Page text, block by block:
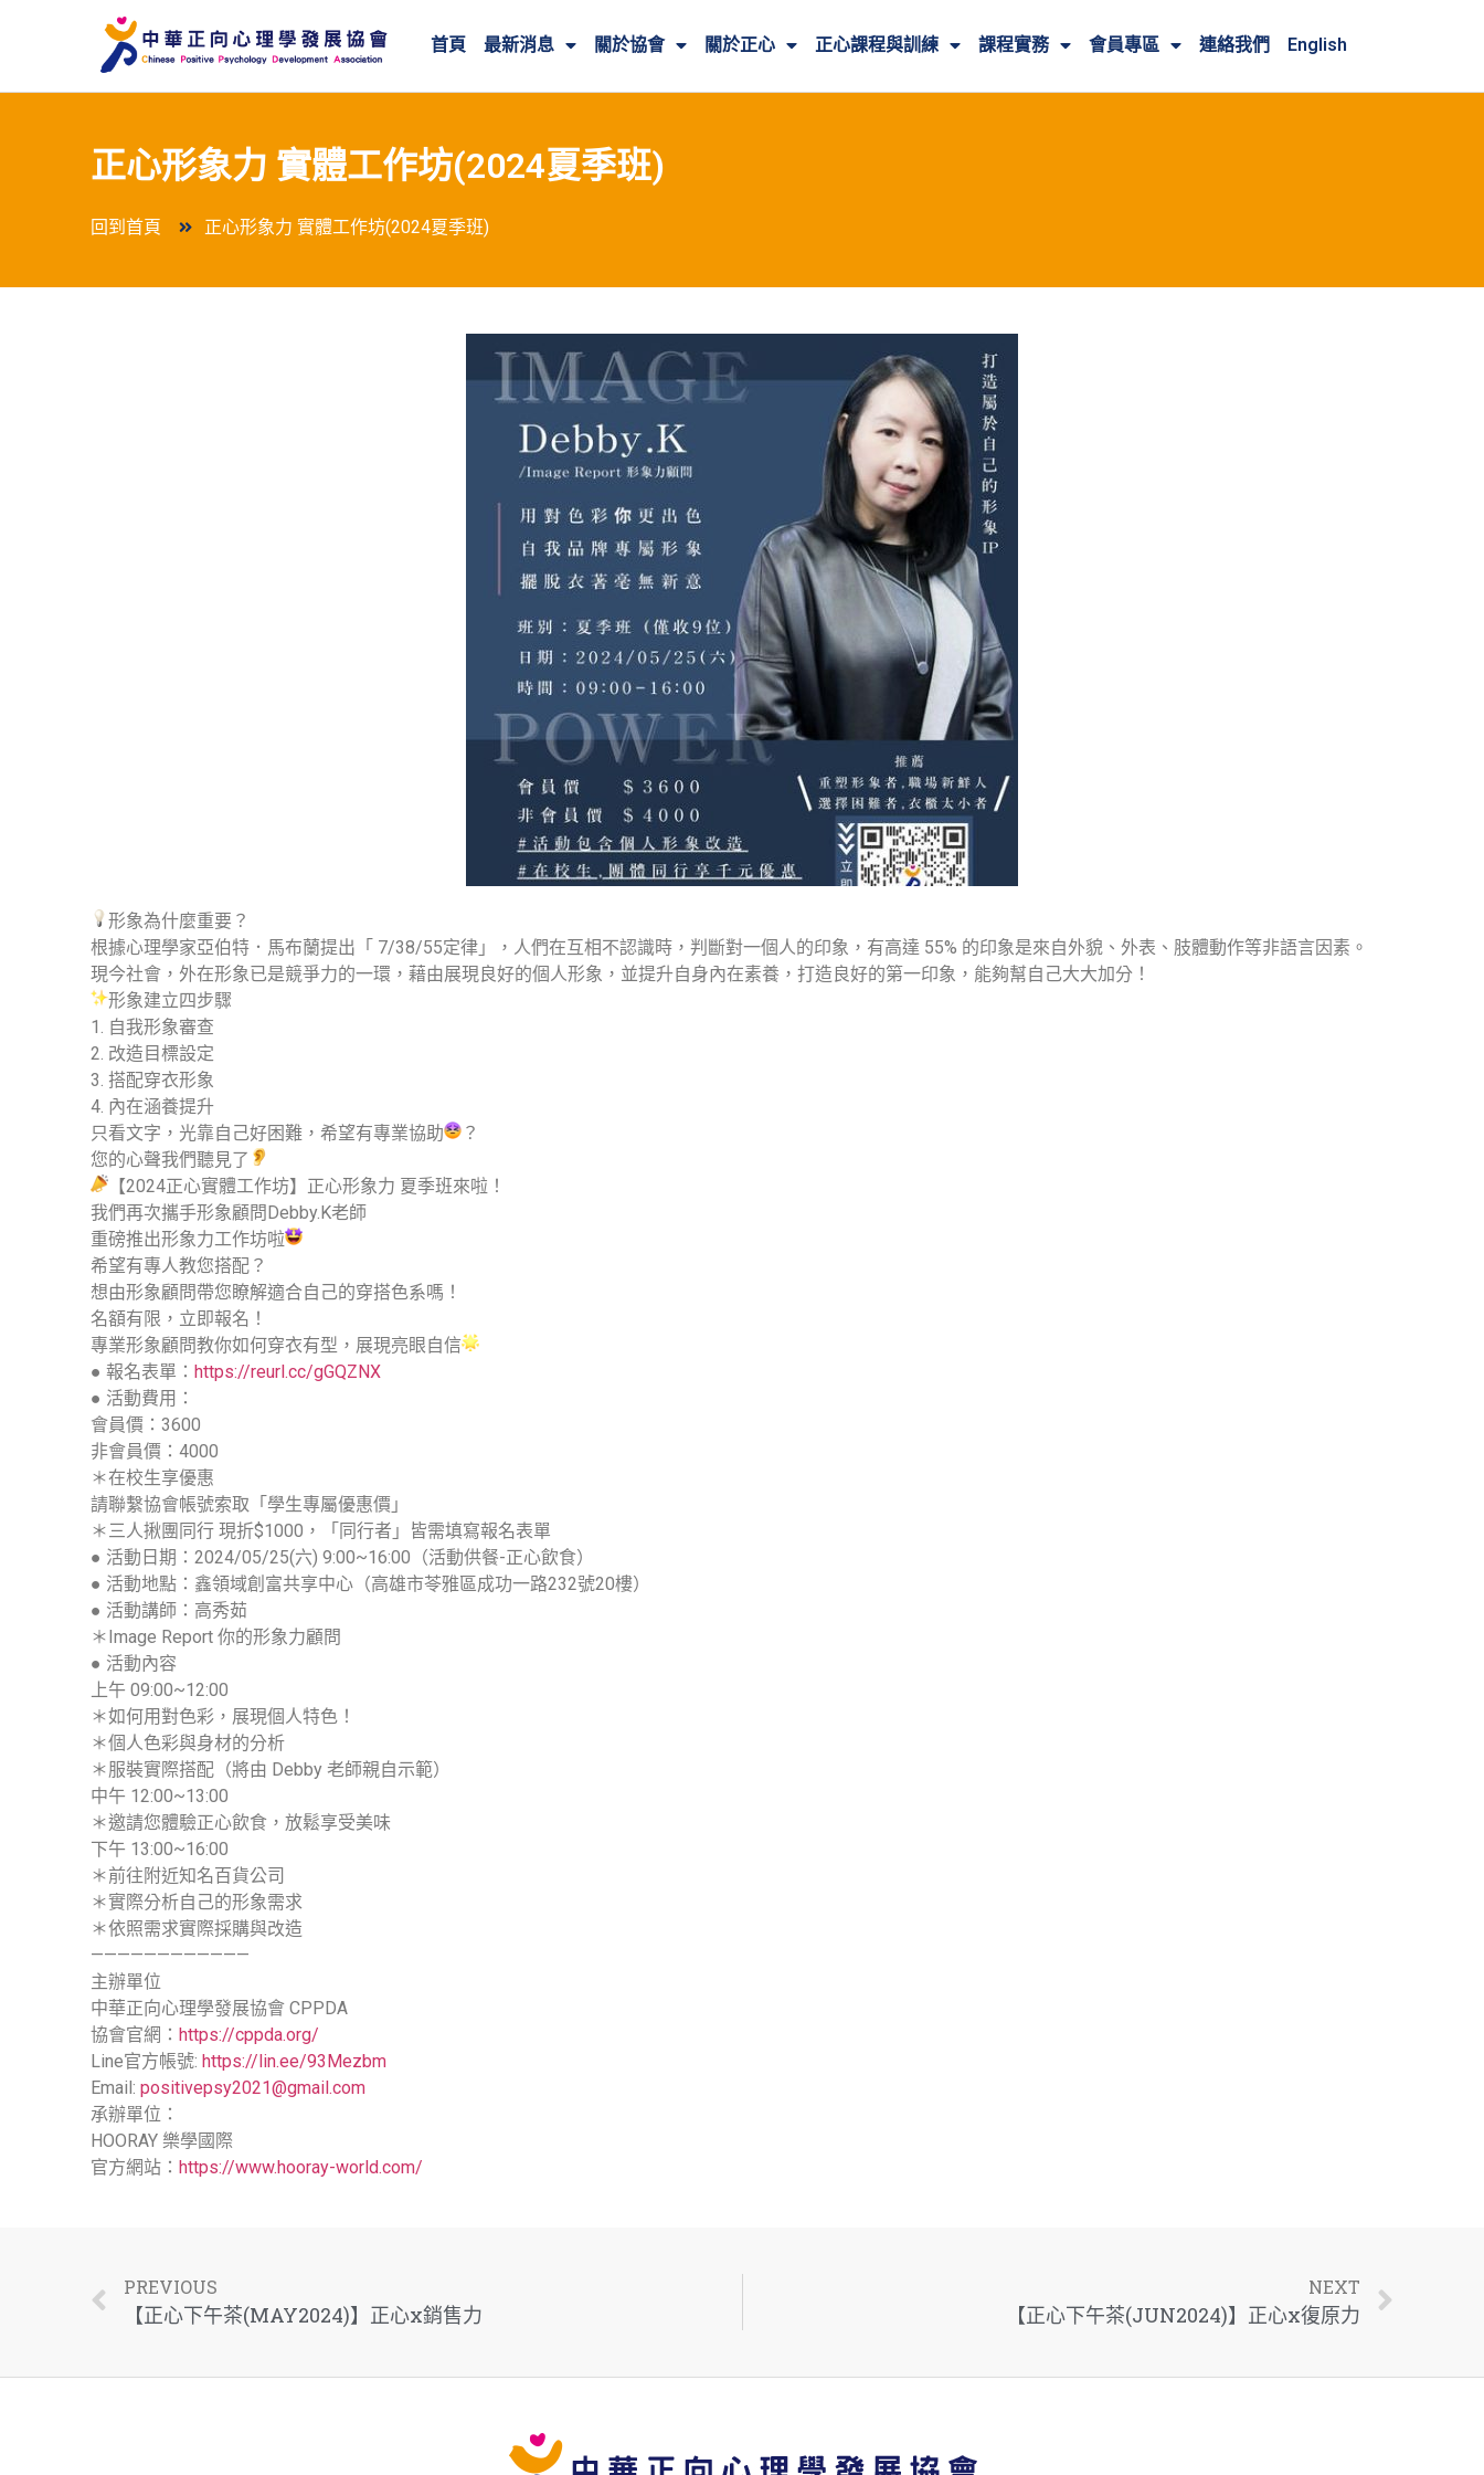
首頁 最新消息 關於協會 關於正心 正心課程與訓練 課程實務 會員專區 連絡我們 English
正心形象力 實體工作坊(2024夏季班)
回到首頁 正心形象力 實體工作坊(2024夏季班)
形象為什麼重要？
根據心理學家亞伯特．馬布蘭提出「 7/38/55定律」，人們在互相不認識時，判斷對一個人的印象，有高達 55% 的印象是來自外貌、外表、肢體動作等非語言因素。
現今社會，外在形象已是競爭力的一環，藉由展現良好的個人形象，並提升自身內在素養，打造良好的第一印象，能夠幫自己大大加分！
形象建立四步驟
1. 自我形象審查
2. 改造目標設定
3. 搭配穿衣形象
4. 內在涵養提升
只看文字，光靠自己好困難，希望有專業協助
？
您的心聲我們聽見了
【2024正心實體工作坊】正心形象力 夏季班來啦！
我們再次攜手形象顧問Debby.K老師
重磅推出形象力工作坊啦
希望有專人教您搭配？
想由形象顧問帶您瞭解適合自己的穿搭色系嗎！
名額有限，立即報名！
專業形象顧問教你如何穿衣有型，展現亮眼自信
● 報名表單： https://reurl.cc/gGQZNX
● 活動費用：
會員價：3600
非會員價：4000
＊在校生享優惠
請聯繫協會帳號索取「學生專屬優惠價」
＊三人揪團同行 現折$1000，「同行者」皆需填寫報名表單
● 活動日期：2024/05/25(六) 9:00~16:00（活動供餐-正心飲食）
● 活動地點：鑫領域創富共享中心（高雄市苓雅區成功一路232號20樓）
● 活動講師：高秀茹
＊Image Report 你的形象力顧問
● 活動內容
上午 09:00~12:00
＊如何用對色彩，展現個人特色！
＊個人色彩與身材的分析
＊服裝實際搭配（將由 Debby 老師親自示範）
中午 12:00~13:00
＊邀請您體驗正心飲食，放鬆享受美味
下午 13:00~16:00
＊前往附近知名百貨公司
＊實際分析自己的形象需求
＊依照需求實際採購與改造
————————————
主辦單位
中華正向心理學發展協會 CPPDA
協會官網： https://cppda.org/
Line官方帳號: https://lin.ee/93Mezbm
Email: positivepsy2021@gmail.com
承辦單位：
HOORAY 樂學國際
官方網站： https://www.hooray-world.com/
PREVIOUS
【正心下午茶(MAY2024)】正心x銷售力
NEXT
【正心下午茶(JUN2024)】正心x復原力